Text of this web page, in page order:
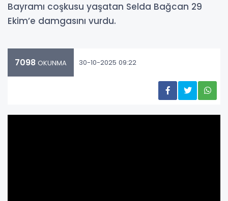
Bayramı coşkusu yaşatan Selda Bağcan 29
Ekim’e damgasını vurdu.
7098 OKUNMA 30-10-2025 09:22